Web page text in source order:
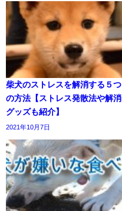
柴犬のストレスを解消する５つ
の方法【ストレス発散法や解消
グッズも紹介】
2021年10月7日